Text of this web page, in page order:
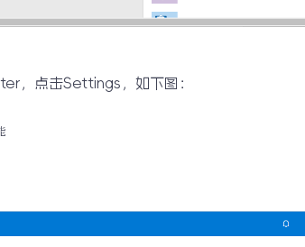
点击Settings，如下图：